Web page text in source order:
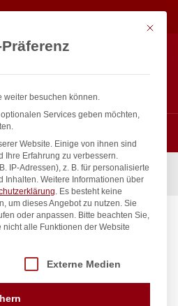
inkl. / exkl. MwSt.
In den Warenkorb
Mit
weiter besuchen können.
Services geben möchten,
Website. Einige von ihnen sind
Ihre Erfahrung zu verbessern.
IP-Adressen), z. B. für personalisierte
Inhalten. Weitere Informationen über
. Es besteht keine
um dieses Angebot zu nutzen. Sie
oder anpassen. Bitte beachten Sie,
alle Funktionen der Website
Einwilligung erteilt werden kann.
Externe Medien